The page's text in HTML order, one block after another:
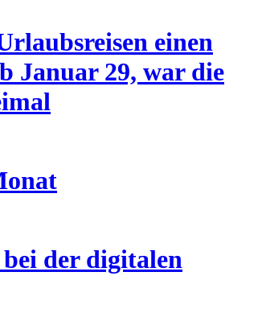
einen
Januar 29, war die
der digitalen